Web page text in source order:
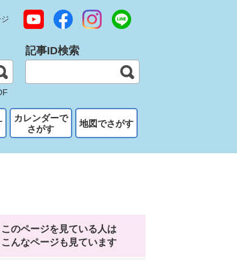
記事ID検索
カレンダーで
さがす
地図でさがす
このページを見ている人は
こんなページも見ています